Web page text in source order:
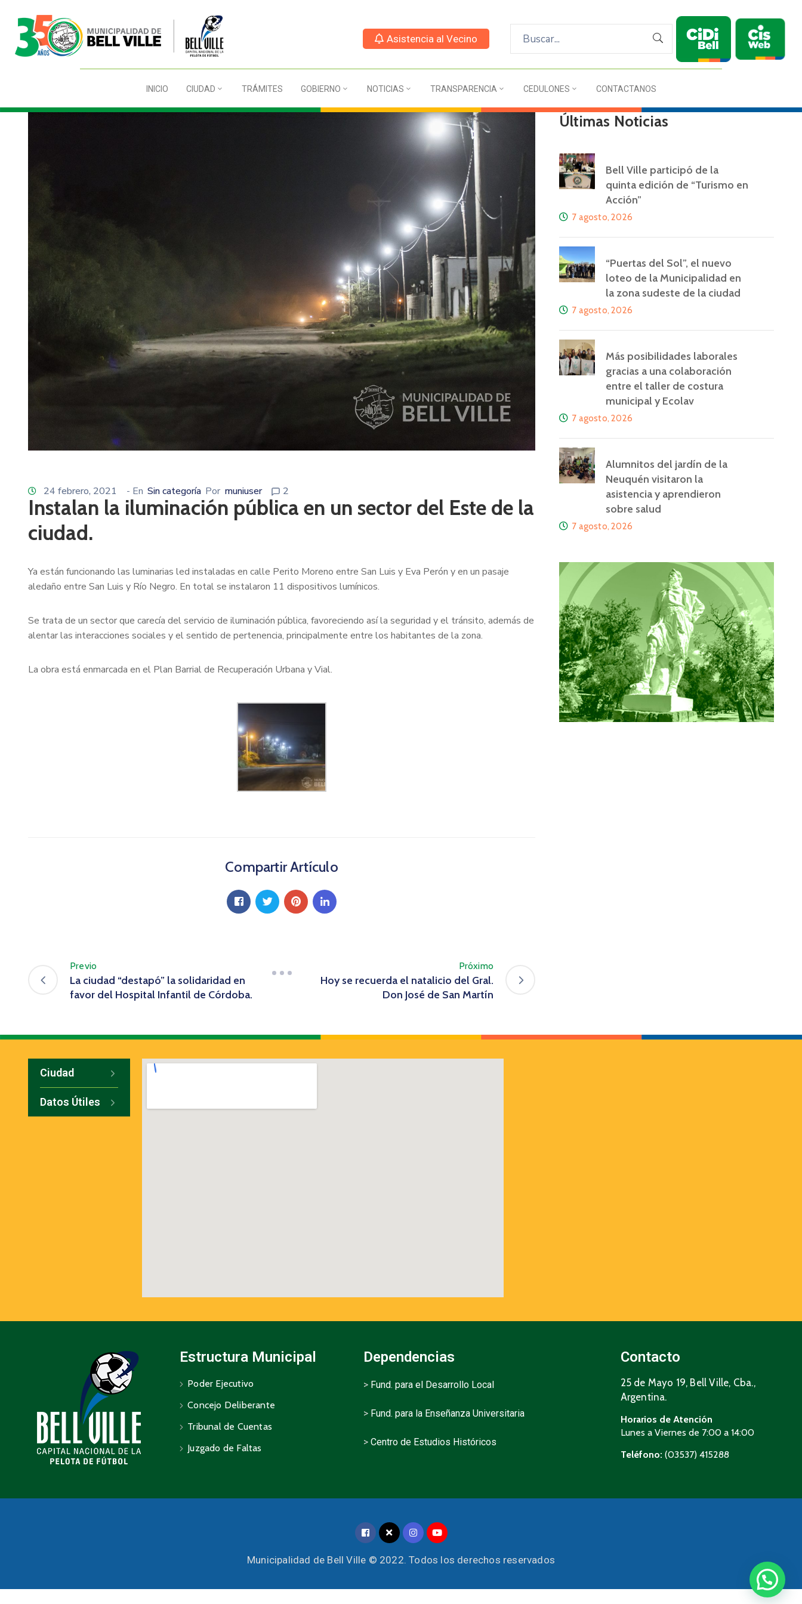
Asistencia al Vecino
INICIO CIUDAD TRÁMITES GOBIERNO NOTICIAS TRANSPARENCIA CEDULONES CONTACTANOS
24 febrero, 2021 - En Sin categoría Por muniuser 2
Instalan la iluminación pública en un sector del Este de la
ciudad.
Ya están funcionando las luminarias led instaladas en calle Perito Moreno entre San Luis y Eva Perón y en un pasaje
aledaño entre San Luis y Río Negro. En total se instalaron 11 dispositivos lumínicos.
Se trata de un sector que carecía del servicio de iluminación pública, favoreciendo así la seguridad y el tránsito, además de
alentar las interacciones sociales y el sentido de pertenencia, principalmente entre los habitantes de la zona.
La obra está enmarcada en el Plan Barrial de Recuperación Urbana y Vial.
Compartir Artículo
Previo
La ciudad “destapó” la solidaridad en
favor del Hospital Infantil de Córdoba.
Próximo
Hoy se recuerda el natalicio del Gral.
Don José de San Martín
Últimas Noticias
Bell Ville participó de la
quinta edición de “Turismo en
Acción”
7 agosto, 2026
“Puertas del Sol”, el nuevo
loteo de la Municipalidad en
la zona sudeste de la ciudad
7 agosto, 2026
Más posibilidades laborales
gracias a una colaboración
entre el taller de costura
municipal y Ecolav
7 agosto, 2026
Alumnitos del jardín de la
Neuquén visitaron la
asistencia y aprendieron
sobre salud
7 agosto, 2026
Ciudad
Datos Útiles
Estructura Municipal
Poder Ejecutivo
Concejo Deliberante
Tribunal de Cuentas
Juzgado de Faltas
Dependencias
> Fund. para el Desarrollo Local
> Fund. para la Enseñanza Universitaria
> Centro de Estudios Históricos
Contacto
25 de Mayo 19, Bell Ville, Cba.,
Argentina.
Horarios de Atención
Lunes a Viernes de 7:00 a 14:00
Teléfono: (03537) 415288
Municipalidad de Bell Ville © 2022. Todos los derechos reservados